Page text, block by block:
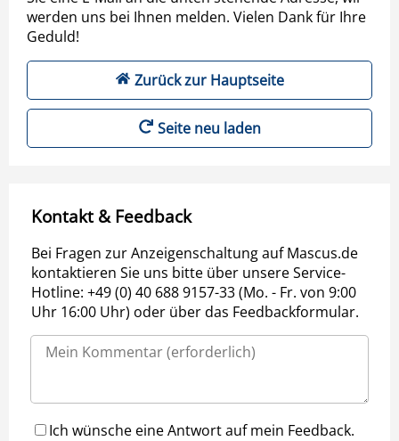
werden uns bei Ihnen melden. Vielen Dank für Ihre
Geduld!
Zurück zur Hauptseite
Seite neu laden
Kontakt & Feedback
Bei Fragen zur Anzeigenschaltung auf Mascus.de
kontaktieren Sie uns bitte über unsere Service-
Hotline: +49 (0) 40 688 9157-33 (Mo. - Fr. von 9:00
Uhr 16:00 Uhr) oder über das Feedbackformular.
Ich wünsche eine Antwort auf mein Feedback.